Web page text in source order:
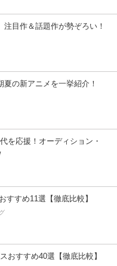
目作＆話題作が勢ぞろい！
夏の新アニメを一挙紹介！
を応援！オーディション・
すすめ11選【徹底比較】
おすすめ40選【徹底比較】